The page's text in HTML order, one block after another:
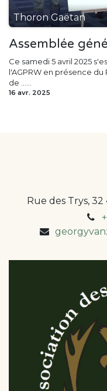
Thoron Gaëtan
Assemblée
Ce samedi 5 avril 2025
l'AGPRW en présence
de ......
16 avr. 2025
Rue des Trys, 32